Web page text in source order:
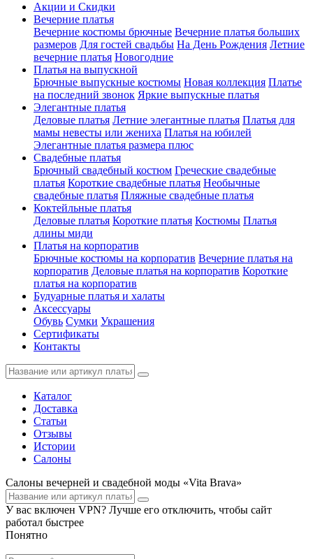
Акции и Скидки
Вечерние платья
Вечерние костюмы брючные Вечерние платья больших
размеров Для гостей свадьбы На День Рождения Летние
вечерние платья Новогодние
Платья на выпускной
Брючные выпускные костюмы Новая коллекция Платье
на последний звонок Яркие выпускные платья
Элегантные платья
Деловые платья Летние элегантные платья Платья для
мамы невесты или жениха Платья на юбилей
Элегантные платья размера плюс
Свадебные платья
Брючный свадебный костюм Греческие свадебные
платья Короткие свадебные платья Необычные
свадебные платья Пляжные свадебные платья
Коктейльные платья
Деловые платья Короткие платья Костюмы Платья
длины миди
Платья на корпоратив
Брючные костюмы на корпоратив Вечерние платья на
корпоратив Деловые платья на корпоратив Короткие
платья на корпоратив
Будуарные платья и халаты
Аксессуары
Обувь Сумки Украшения
Сертификаты
Контакты
Каталог
Доставка
Статьи
Отзывы
Истории
Салоны
Салоны вечерней и свадебной моды «Vita Brava»
У вас включен VPN? Лучше его отключить, чтобы сайт
работал быстрее
Понятно